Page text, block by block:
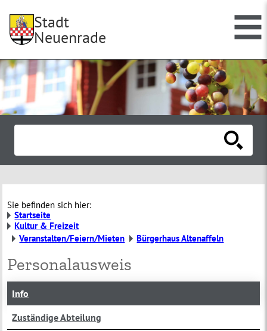
Stadt
Neuenrade
Sie befinden sich hier:
Startseite
Kultur & Freizeit
Veranstalten/Feiern/Mieten
Bürgerhaus Altenaffeln
Personalausweis
Info
Zuständige Abteilung